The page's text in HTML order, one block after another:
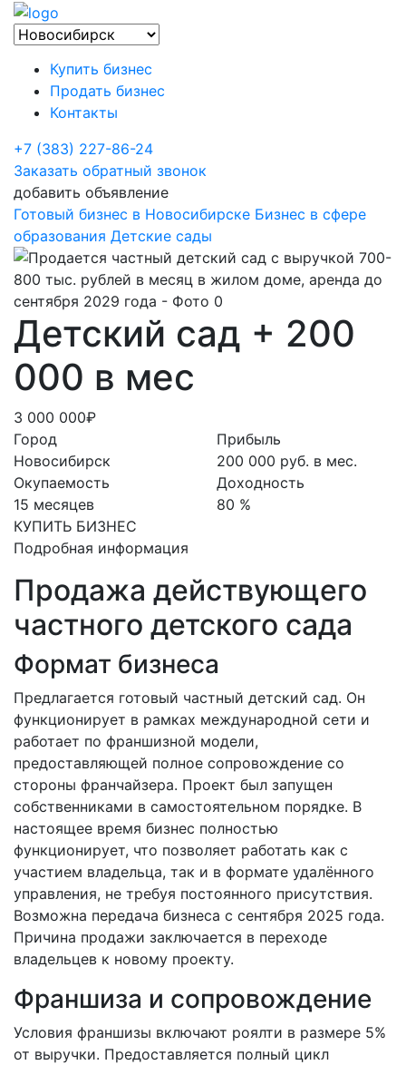
Купить бизнес
Продать бизнес
Контакты
+7 (383) 227-86-24
Заказать обратный звонок
добавить объявление
Готовый бизнес в Новосибирске Бизнес в сфере
образования Детские сады
Детский сад + 200
000 в мес
3 000 000₽
Город
Новосибирск
Окупаемость
15 месяцев
КУПИТЬ БИЗНЕС
Прибыль
200 000 руб. в мес.
Доходность
80 %
Подробная информация
Продажа действующего
частного детского сада
Формат бизнеса
Предлагается готовый частный детский сад. Он
функционирует в рамках международной сети и
работает по франшизной модели,
предоставляющей полное сопровождение со
стороны франчайзера. Проект был запущен
собственниками в самостоятельном порядке. В
настоящее время бизнес полностью
функционирует, что позволяет работать как с
участием владельца, так и в формате удалённого
управления, не требуя постоянного присутствия.
Возможна передача бизнеса с сентября 2025 года.
Причина продажи заключается в переходе
владельцев к новому проекту.
Франшиза и сопровождение
Условия франшизы включают роялти в размере 5%
от выручки. Предоставляется полный цикл